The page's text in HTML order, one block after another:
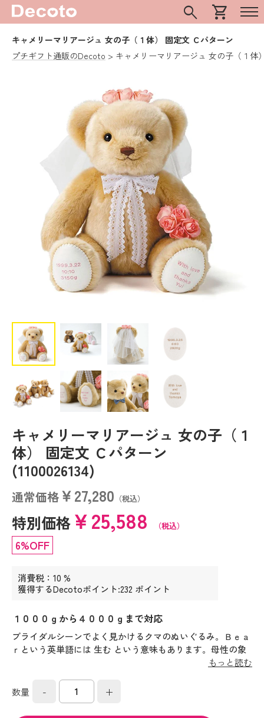
search shopping_cart
キャメリーマリアージュ 女の子（１体） 固定文 Ｃパターン
プチギフト通販のDecoto
キャメリーマリアージュ 女の子（１体
キャメリーマリアージュ 女の子（１
体） 固定文 Ｃパターン
(1100026134)
通常価格￥27,280 （税込）
特別価格￥25,588 （税込）
6%OFF
消費税：10 %
獲得するDecotoポイント:232 ポイント
１０００ｇから４０００ｇまで対応
ブライダルシーンでよく見かけるクマのぬいぐるみ。Ｂｅａ
ｒという英単語には 生む という意味もあります。母性の象
徴とされるクマのぬいぐるみをあなたの生まれた時の体重で
介いたします。
もっと読む
数量 - +